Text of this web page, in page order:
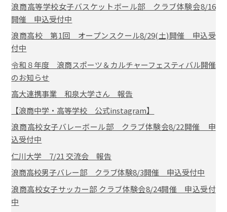
浪商高等学校女子バスケットボール部 クラブ体験会8/16
開催 申込受付中
浪商高校 第1回 オープンスクール8/29(土)開催 申込受
付中
令和８年度 浪商スポーツ＆カルチャーフェスティバル開催
のお知らせ
高大連携事業 和泉大学さん 報告
【浪商中学・高等学校 公式instagram】
浪商高校女子バレーボール部 クラブ体験会8/22開催 申
込受付中
仁川大学 7/21 交流会 報告
浪商高校男子バレー部 クラブ体験8/3開催 申込受付中
浪商高校女子サッカー部 クラブ体験会8/24開催 申込受付
中